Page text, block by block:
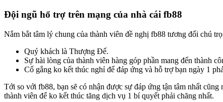
Đội ngũ hổ trợ trên mạng của nhà cái fb88
Nắm bắt tâm lý chung của thành viên đề nghị fb88 tương đối chú
Quý khách là Thượng Đế.
Sự hài lòng của thành viên hàng góp phần mang đến thành
Cố gắng ko kết thúc nghỉ để đáp ứng và hỗ trợ bạn ngày 1
Tới so với fb88, bạn sẽ có nhận được sự đáp ứng tận tâm nhất
thành viên để ko kết thúc tăng dịch vụ 1 bí quyết phải chăng nhất.